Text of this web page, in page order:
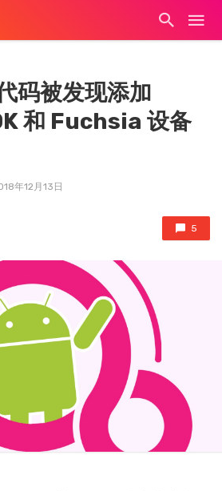
码被发现添加
和 Fuchsia 设备
年12月13日
5